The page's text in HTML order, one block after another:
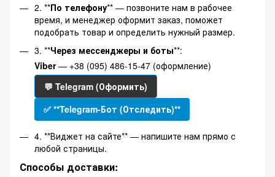
2. **По телефону** — позвоните нам в рабочее
время, и менеджер оформит заказ, поможет
подобрать товар и определить нужный размер.
3. **Через мессенджеры и боты**:
Viber— +38 (095) 486-15-47 (оформление)
💬 Telegram (Оформить)
✅ **Telegram-Бот (Отследить)**
4. **Виджет на сайте** — напишите нам прямо с
любой страницы.
Способы доставки: